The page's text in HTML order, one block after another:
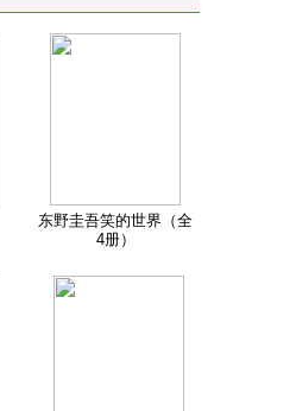
东野圭吾笑的世界（全
4册）